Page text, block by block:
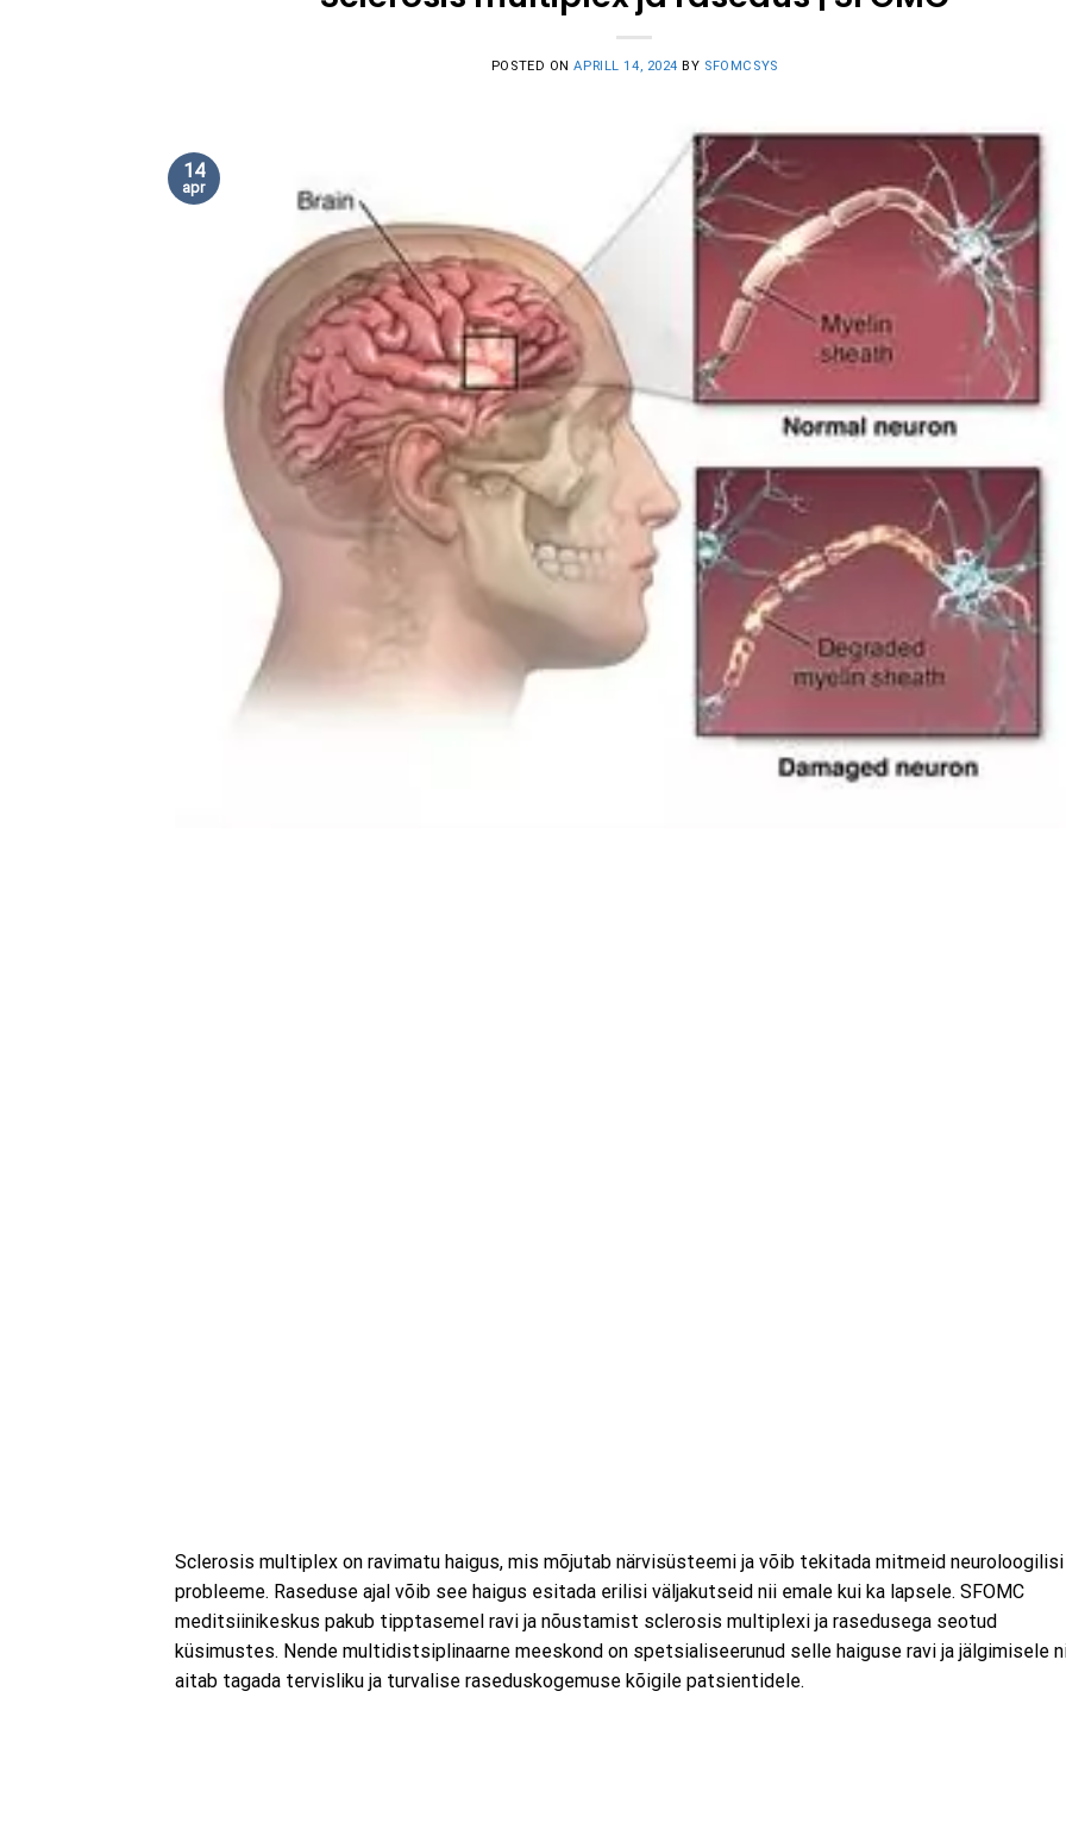
POSTED ONAPRILL 14, 2024 BY SFOMCSYS
14
apr
Sclerosis multiplex on ravimatu haigus, mis mõjutab närvisüsteemi ja võib tekitada mitmeid neuroloogilisi
probleeme. Raseduse ajal võib see haigus esitada erilisi väljakutseid nii emale kui ka lapsele. SFOMC
meditsiinikeskus pakub tipptasemel ravi ja nõustamist sclerosis multiplexi ja rasedusega seotud
küsimustes. Nende multidistsiplinaarne meeskond on spetsialiseerunud selle haiguse ravi ja jälgimisele
aitab tagada tervisliku ja turvalise raseduskogemuse kõigile patsientidele.